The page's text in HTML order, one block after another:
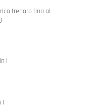
frenato fino al
l
l